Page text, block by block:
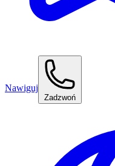
Nawiguj
Zadzwoń